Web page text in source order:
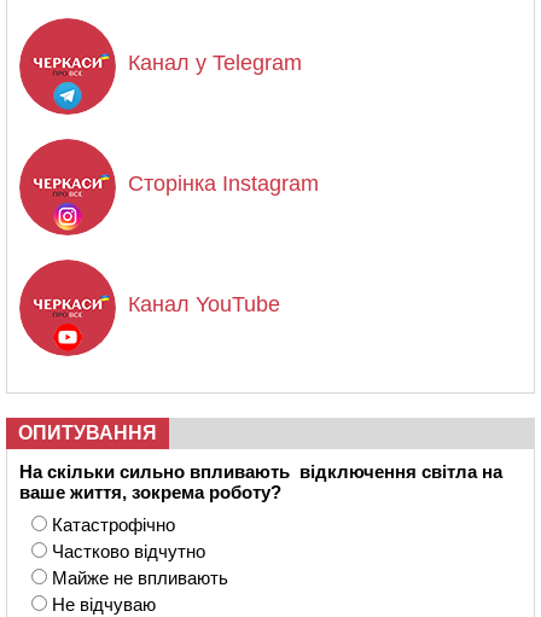
Канал у Telegram
Сторінка Instagram
Канал YouTube
ОПИТУВАННЯ
На скільки сильно впливають відключення світла на
ваше життя, зокрема роботу?
Катастрофічно
Частково відчутно
Майже не впливають
Не відчуваю